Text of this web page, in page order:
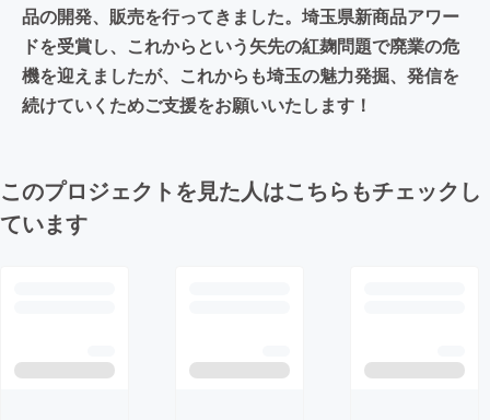
品の開発、販売を行ってきました。埼玉県新商品アワー
ドを受賞し、これからという矢先の紅麹問題で廃業の危
機を迎えましたが、これからも埼玉の魅力発掘、発信を
続けていくためご支援をお願いいたします！
このプロジェクトを見た人はこちらもチェックし
ています